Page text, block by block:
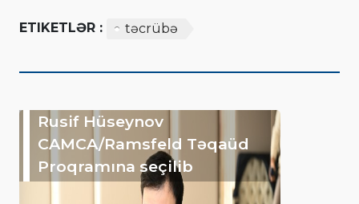
ETIKETLƏR : təcrübə
Rusif Hüseynov
CAMCA/Ramsfeld Təqaüd
Proqramına seçilib